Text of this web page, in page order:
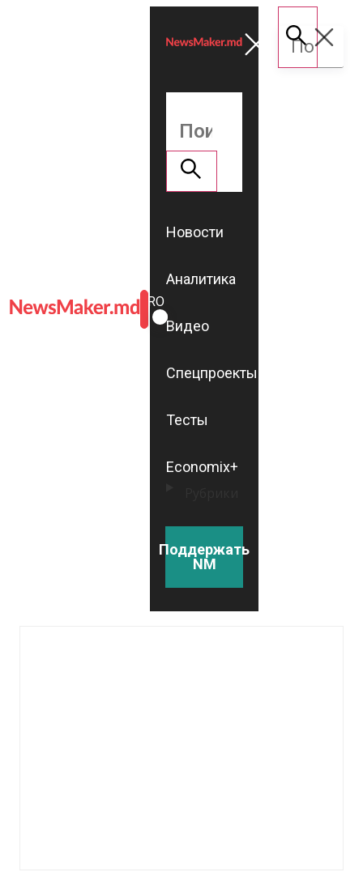
ROMÂNĂ
RU
Новости
Аналитика
Видео
Спецпроекты
Тесты
Economix+
Поддержать
NM